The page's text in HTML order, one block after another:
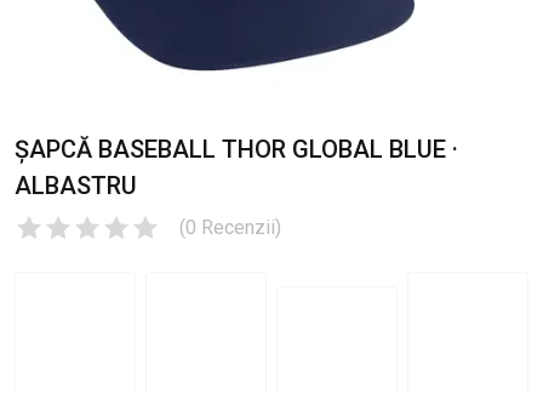
ȘAPCĂ BASEBALL THOR GLOBAL BLUE ·
ALBASTRU
(0 Recenzii)